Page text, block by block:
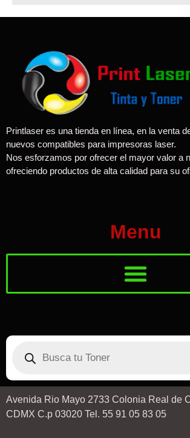
Printlaser es una tienda en línea, en la venta
nuevos compatibles para impresoras laser.
Nos esforzamos por ofrecer el mayor valor a
ofreciendo productos de alta calidad para su
Menu
Avenida Rio Mayo 2733 Colonia Real de
CDMX C.p 03020 Tel. 55 91 05 83 05